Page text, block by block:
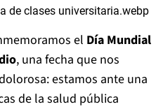
el Día Mundial
, una fecha que nos
estamos ante una
de la salud pública